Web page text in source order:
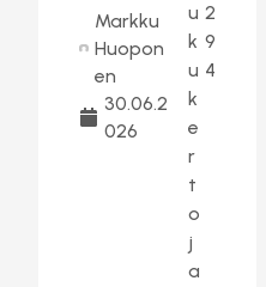
Markku
Huopon
en
30.06.2
026
u
k
u
k
e
r
t
o
j
a
2
9
4